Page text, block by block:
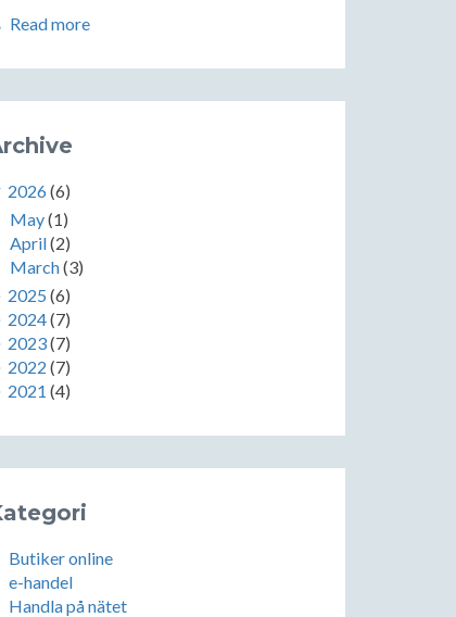
Read more
2026(6)
May(1)
April(2)
March(3)
2025 (6)
2024(7)
2023(7)
2022 (7)
2021 (4)
Butiker online
e-handel
Handla på nätet